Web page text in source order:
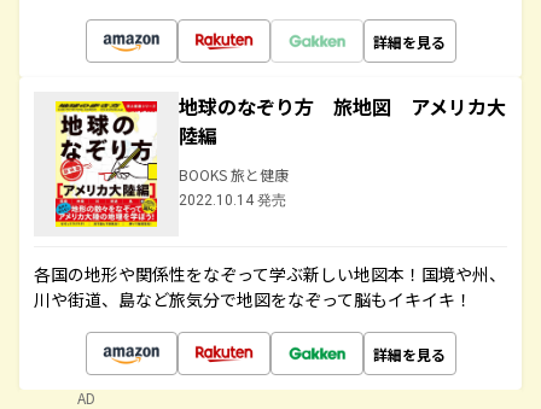
詳細を見る
地球のなぞり方 旅地図 アメリカ大
陸編
BOOKS 旅と健康
2022.10.14 発売
各国の地形や関係性をなぞって学ぶ新しい地図本！国境や州、
川や街道、島など旅気分で地図をなぞって脳もイキイキ！
詳細を見る
AD